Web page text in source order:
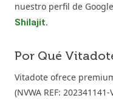
nuestro perfil de
Shilajit.
Por Qué
Vitadote ofrece
(NVWA REF: